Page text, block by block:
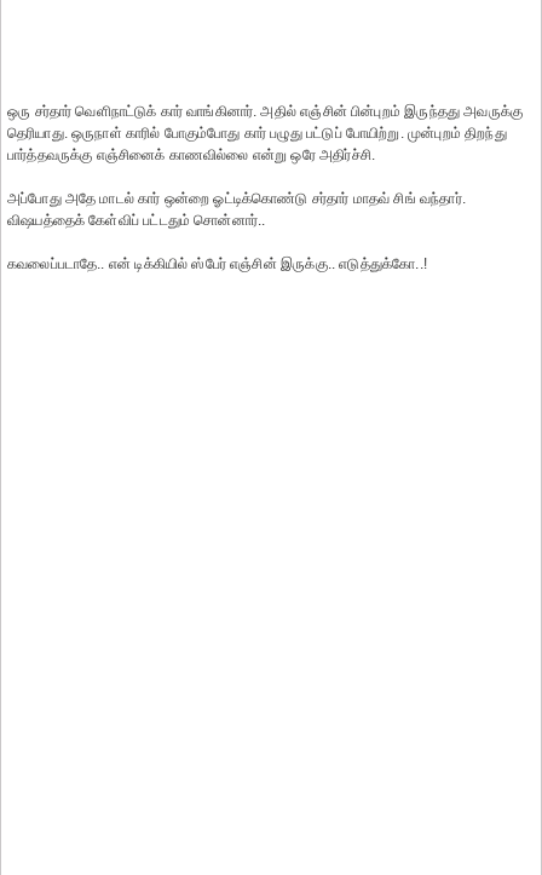
ஒரு சர்தார் வெளிநாட்டுக் கார் வாங்கினார். அதில் எஞ்சின் பின்புறம் இருந்தது அவருக்கு
தெரியாது. ஒருநாள் காரில் போகும்போது கார் பழுது பட்டுப் போயிற்று. முன்புறம் திறந்து
பார்த்தவருக்கு எஞ்சினைக் காணவில்லை என்று ஒரே அதிர்ச்சி.
அப்போது அதே மாடல் கார் ஒன்றை ஓட்டிக்கொண்டு சர்தார் மாதவ் சிங் வந்தார்.
விஷயத்தைக் கேள்விப் பட்டதும் சொன்னார்..
கவலைப்படாதே.. என் டிக்கியில் ஸ்பேர் எஞ்சின் இருக்கு.. எடுத்துக்கோ..!